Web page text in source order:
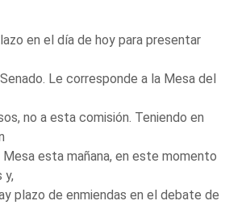
en el día de hoy para presentar
Le corresponde a la Mesa del
no a esta comisión. Teniendo en
esta mañana, en este momento
y,
plazo de enmiendas en el debate de